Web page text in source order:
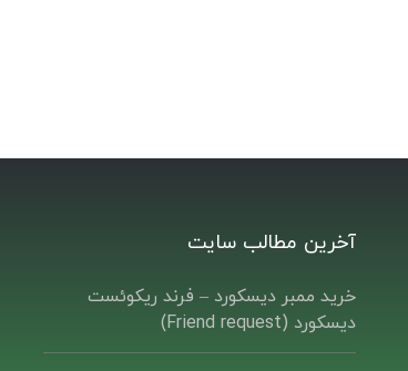
آخرین مطالب سایت
خرید ممبر دیسکورد – فرند ریکوئست
دیسکورد (Friend request)